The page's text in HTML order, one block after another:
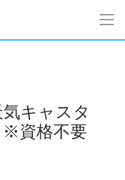
気キャスタ
※資格不要